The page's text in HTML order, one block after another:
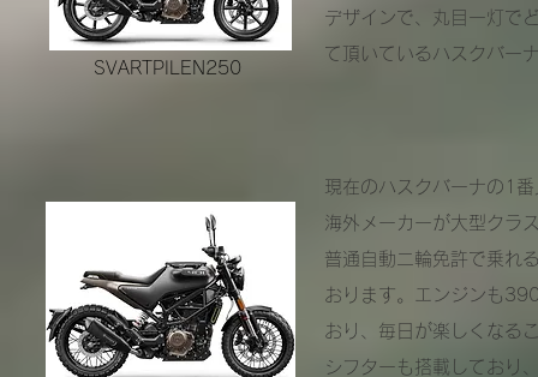
SVARTPILEN250
デザインで、丸目一灯で
て頂いているハスクバー
現在のハスクバーナの1
海外メーカーが大型クラ
普通自動二輪免許で乗れ
おります。エンジンも
おり、毎日が楽しくなる
シフターも搭載しており